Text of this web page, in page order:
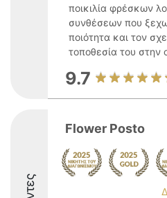
ποικιλία φρέσκων
συνθέσεων που
ποιότητα και τον
τοποθεσία του στην
9.7
Flower Posto